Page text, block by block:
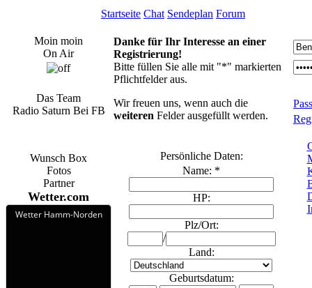
Startseite Chat Sendeplan Forum
Moin moin
On Air
Das Team
Radio Saturn Bei FB
Wunsch Box
Fotos
Partner
Wetter.com
Wetter Hamm-Norden
Danke für Ihr Interesse an einer
Registrierung!
Bitte füllen Sie alle mit "*" markierten
Pflichtfelder aus.
Wir freuen uns, wenn auch die
weiteren Felder ausgefüllt werden.
Persönliche Daten:
Name: *
HP:
Plz/Ort:
/
Land:
Geburtsdatum: